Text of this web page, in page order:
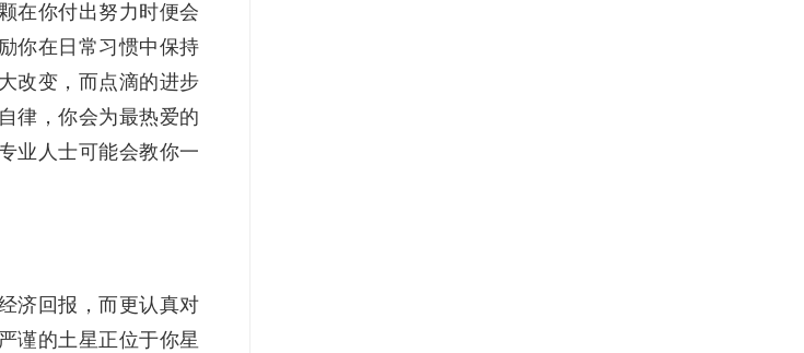
在你付出努力时便会
你在日常习惯中保持
改变，而点滴的进步
律，你会为最热爱的
业人士可能会教你一
济回报，而更认真对
谨的土星正位于你星